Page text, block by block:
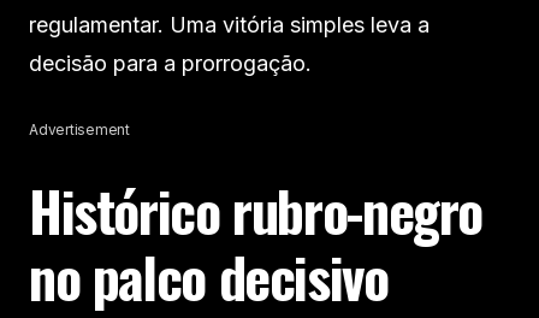
regulamentar. Uma vitória simples leva a
decisão para a prorrogação.
Advertisement
Histórico rubro-negro
no palco decisivo